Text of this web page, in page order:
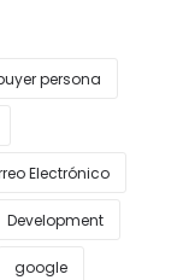
persona
Electrónico
Development
google